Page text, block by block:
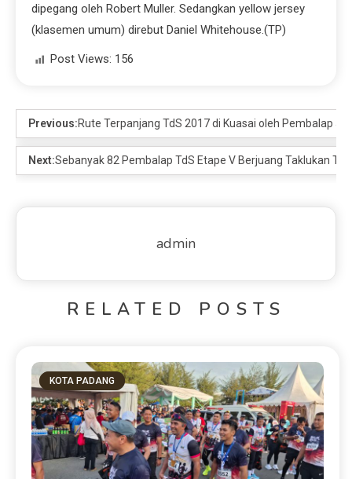
dipegang oleh Robert Muller. Sedangkan yellow jersey
(klasemen umum) direbut Daniel Whitehouse.(TP)
Post Views: 156
Previous:Rute Terpanjang TdS 2017 di Kuasai oleh Pembalap
Next:Sebanyak 82 Pembalap TdS Etape V Berjuang Taklukan
admin
RELATED POSTS
KOTA PADANG